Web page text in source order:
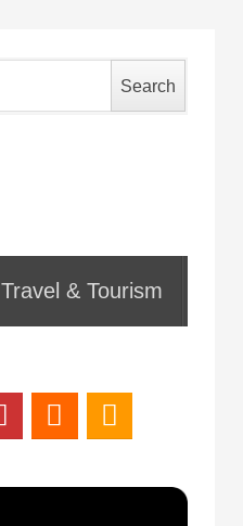
Travel & Tourism